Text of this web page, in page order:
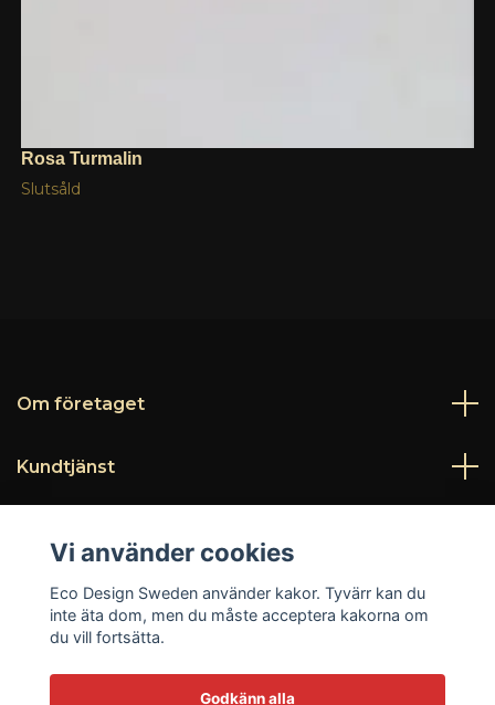
Rosa Turmalin
Slutsåld
Om företaget
Kundtjänst
Sociala medier
Vi använder cookies
Eco Design Sweden använder kakor. Tyvärr kan du
inte äta dom, men du måste acceptera kakorna om
du vill fortsätta.
Godkänn alla